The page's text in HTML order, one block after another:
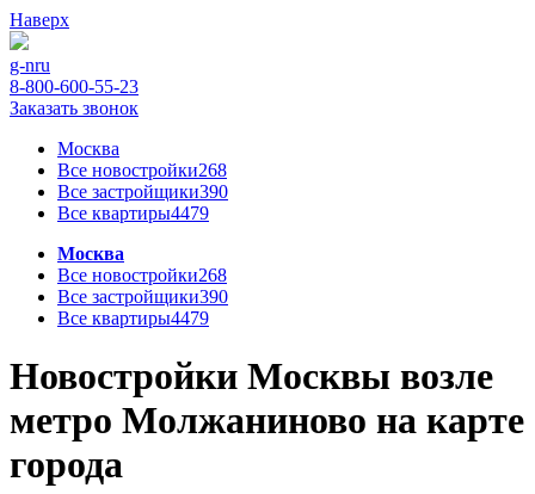
Наверх
g-nru
8-800-600-55-23
Заказать звонок
Москва
Все новостройки268
Все застройщики390
Все квартиры4479
Москва
Все новостройки268
Все застройщики390
Все квартиры4479
Новостройки Москвы возле
метро Молжаниново на карте
города